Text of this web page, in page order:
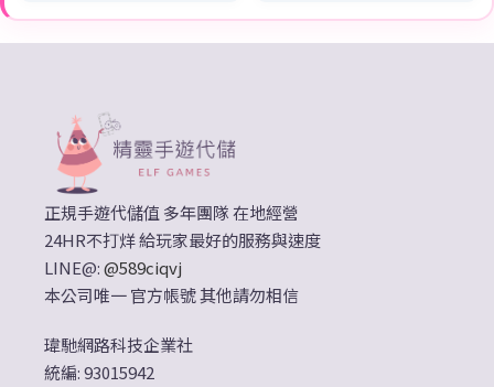
正規手遊代儲值 多年團隊 在地經營
24HR不打烊 給玩家最好的服務與速度
LINE@:@589ciqvj
本公司唯一 官方帳號 其他請勿相信
瑋馳網路科技企業社
統編: 93015942